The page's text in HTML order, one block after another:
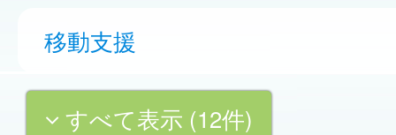
移動支援
すべて表示 (12件)